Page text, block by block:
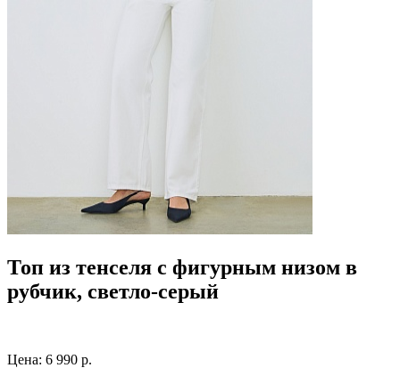
Топ из тенселя с фигурным низом в
рубчик, светло-серый
Цена: 6 990 р.